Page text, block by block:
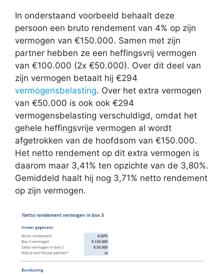
In onderstaand voorbeeld behaalt deze
persoon een bruto rendement van 4% op zijn
vermogen van €150.000. Samen met zijn
partner hebben ze een heffingsvrij vermogen
van €100.000 (2x €50.000). Over dit deel van
zijn vermogen betaalt hij €294
vermogensbelasting. Over het extra vermogen
van €50.000 is ook ook €294
vermogensbelasting verschuldigd, omdat het
gehele heffingsvrije vermogen al wordt
afgetrokken van de hoofdsom van €150.000.
Het netto rendement op dit extra vermogen is
daarom maar 3,41% ten opzichte van de 3,80%.
Gemiddeld haalt hij nog 3,71% netto rendement
op zijn vermogen.